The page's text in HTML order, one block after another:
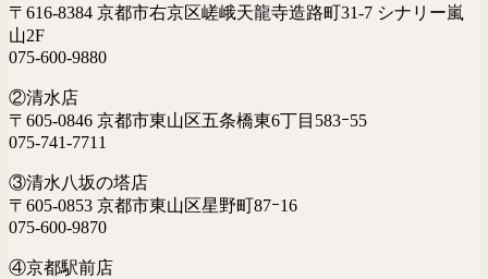
〒616-8384 京都市右京区嵯峨天龍寺造路町31-7 シナリー嵐
山2F
075-600-9880
②清水店
〒605-0846 京都市東山区五条橋東6丁目583ｰ55
075-741-7711
③清水八坂の塔店
〒605-0853 京都市東山区星野町87ｰ16
075-600-9870
④京都駅前店